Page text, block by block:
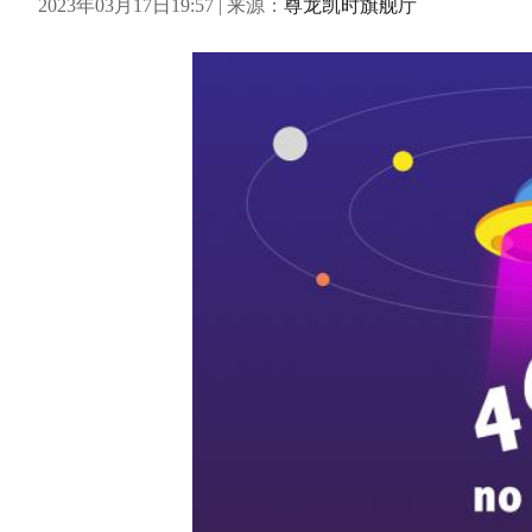
2023年03月17日19:57 | 来源： 尊龙凯时旗舰厅